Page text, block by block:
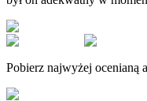
Pobierz najwyżej ocenianą